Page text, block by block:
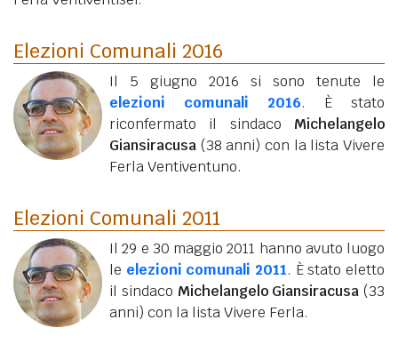
Elezioni Comunali 2016
Il 5 giugno 2016 si sono tenute le
elezioni comunali 2016. È stato
riconfermato il sindaco Michelangelo
Giansiracusa (38 anni) con la lista Vivere
Ferla Ventiventuno.
Elezioni Comunali 2011
Il 29 e 30 maggio 2011 hanno avuto luogo
le elezioni comunali 2011. È stato eletto
il sindaco Michelangelo Giansiracusa (33
anni) con la lista Vivere Ferla.